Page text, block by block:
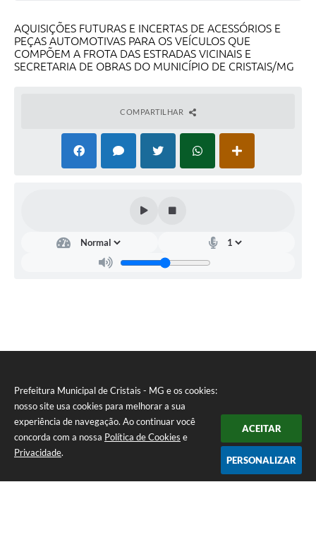
Prefeitura Municipal de Cristais - MG e os cookies:
nosso site usa cookies para melhorar a sua
experiência de navegação. Ao continuar você
concorda com a nossa Política de Cookies e
Privacidade.
ACEITAR
PERSONALIZAR
AQUISIÇÕES FUTURAS E INCERTAS DE ACESSÓRIOS E
PEÇAS AUTOMOTIVAS PARA OS VEÍCULOS QUE
COMPÕEM A FROTA DAS ESTRADAS VICINAIS E
SECRETARIA DE OBRAS DO MUNICÍPIO DE CRISTAIS/MG
COMPARTILHAR